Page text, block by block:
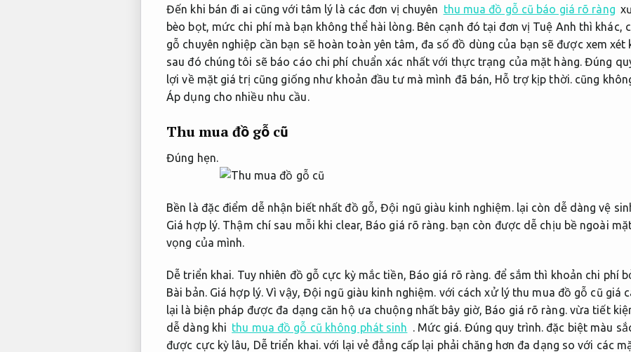
Đến khi bán đi ai cũng với tâm lý là các đơn vị chuyên thu mua đồ gỗ cũ báo giá rõ ràng
bèo bọt, mức chi phí mà bạn không thể hài lòng. Bên cạnh đó tại đơn vị Tuệ Anh thì khác,
gỗ chuyên nghiệp cần bạn sẽ hoàn toàn yên tâm, đa số đồ dùng của bạn sẽ được xem xét
sau đó chúng tôi sẽ báo cáo chi phí chuẩn xác nhất với thực trạng của mặt hàng. Đúng
lợi về mặt giá trị cũng giống như khoản đầu tư mà mình đã bán, Hỗ trợ kịp thời.cũng
Áp dụng cho nhiều nhu cầu.
Thu mua đồ gỗ cũ
Đúng hẹn.
Bền là đặc điểm dễ nhận biết nhất đồ gỗ,Đội ngũ giàu kinh nghiệm.lại còn dễ dàng vệ
Giá hợp lý. Thậm chí sau mỗi khi clear, Báo giá rõ ràng.bạn còn được dễ chịu bề ngoài
vọng của mình.
Dễ triển khai. Tuy nhiên đồ gỗ cực kỳ mắc tiền, Báo giá rõ ràng. để sắm thì khoản chi phí
Bài bản. Giá hợp lý. Vì vậy, Đội ngũ giàu kinh nghiệm. với cách xử lý thu mua đồ gỗ cũ giá
lại là biện pháp được đa dạng căn hộ ưa chuộng nhất bây giờ, Báo giá rõ ràng. vừa tiết
dễ dàng khi thu mua đồ gỗ cũ không phát sinh Mức giá. Đúng quy trình. đặc biệt màu
được cực kỳ lâu, Dễ triển khai. với lại vẻ đẳng cấp lại phải chăng hơn đa dạng so với các